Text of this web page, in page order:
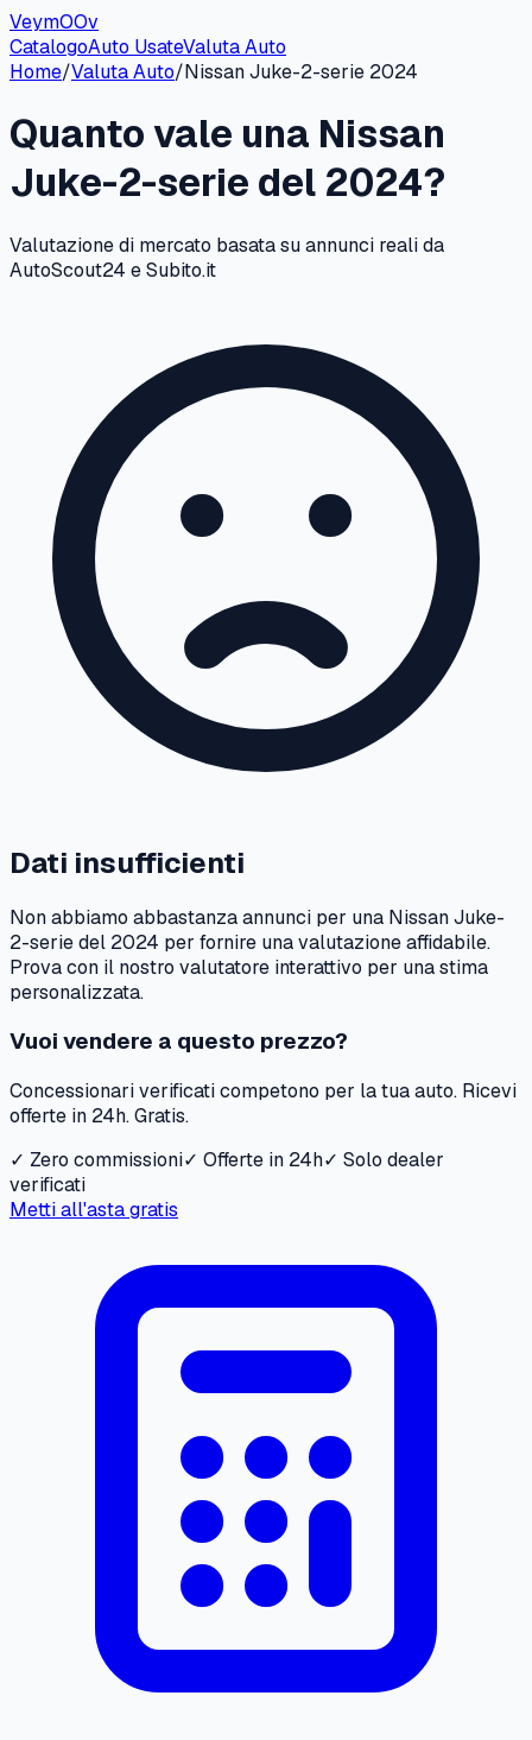
VeymOOv
CatalogoAuto UsateValuta Auto
Home/Valuta Auto/NissanJuke-2-serie 2024
Quanto vale una Nissan
Juke-2-serie del 2024?
Valutazione di mercato basata su annunci reali da
AutoScout24 e Subito.it
Dati insufficienti
Non abbiamo abbastanza annunci per una NissanJuke-
2-seriedel 2024 per fornire una valutazione affidabile.
Prova con il nostro valutatore interattivo per una stima
personalizzata.
Vuoi vendere a questo prezzo?
Concessionari verificati competono per la tua auto. Ricevi
offerte in 24h. Gratis.
✓ Zero commissioni✓ Offerte in 24h✓ Solo dealer
verificati
Metti all'asta gratis